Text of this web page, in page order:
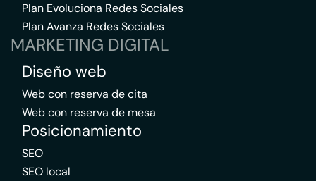
Plan Evoluciona Redes Sociales
Plan Avanza Redes Sociales
MARKETING DIGITAL
Diseño web
Web con reserva de cita
Web con reserva de mesa
Posicionamiento
SEO
SEO local